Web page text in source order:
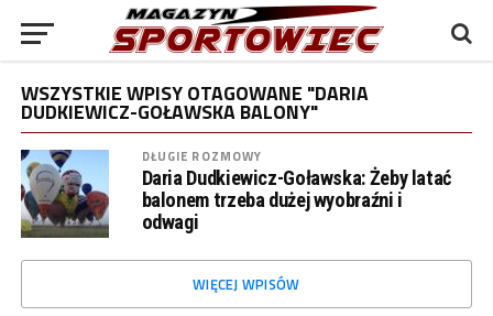
WSZYSTKIE WPISY OTAGOWANE "DARIA
DUDKIEWICZ-GOŁAWSKA BALONY"
DŁUGIE ROZMOWY
Daria Dudkiewicz-Goławska: Żeby latać
balonem trzeba dużej wyobraźni i
odwagi
WIĘCEJ WPISÓW